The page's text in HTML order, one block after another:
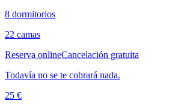
8 dormitorios
22 camas
Reserva onlineCancelación gratuita
Todavía no se te cobrará nada.
25 €